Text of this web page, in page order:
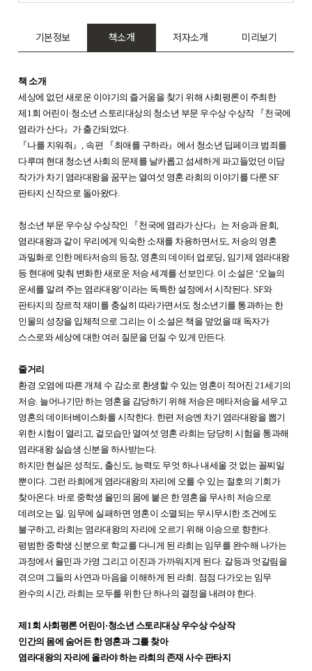
기본정보 책소개 저자소개 미리보기
책 소개
세상에 없던 새로운 이야기의 즐거움을 찾기 위해 사회평론이 주최한
제 1 회 어린이·청소년 스토리대상의 청소년 부문 우수상 수상작 『천국에
염라가 산다』 가 출간되었다.
『나를 지워줘 』 속편 『최애를 구하라』에서 청소년 딥페이크 범죄를
다루며 현대 청소년 사회의 문제를 날카롭고 섬세하게 파고들었던 이담
작가가 차기 염라대왕을 꿈꾸는 열여섯 영혼 라희의 이야기를 다룬SF
판타지 신작으로 돌아왔다.
청소년 부문 우수상 수상작인 『천국에 염라가 산다』 는 저승과 윤회
염라대왕과 같이 우리에게 익숙한 소재를 차용하면서도 저승의 영혼
과밀화로 인한 메타저승의 등장, 영혼의 데이터 업로딩 임기제 염라대왕
등 현대에 맞춰 변화한 새로운 저승 세계를 선보인다. 이 소설은 ‘ 오늘의
운세를 알려 주는 염라대왕’이라는 독특한 설정에서 시작된다. SF와
판타지의 장르적 재미를 충실히 따라가면서도 청소년기를 통과하는 한
인물의 성장을 입체적으로 그리는 이 소설은 책을 덮었을 때 독자가
스스로와 세상에 대한 여러 질문을 던질 수 있게 만든다.
줄거리
환경 오염에 따른 개체 수 감소로 환생할 수 있는 영혼이 적어진21세기의
저승 늘어나기만 하는 영혼을 감당하기 위해 저승은 메타저승을 세우고
영혼의 데이터베이스화를 시작한다. 한편 저승엔 차기 염라대왕을 뽑기
위한 시험이 열리고 겉모습만 열여섯 영혼 라희는 당당히 시험을 통과해
염라대왕 실습생 신분을 하사받는다.
하지만 현실은 성적도 출신도 능력도 무엇 하나 내세울 것 없는 꼴찌일
뿐이다. 그런 라희에게 염라대왕의 자리에 오를 수 있는 절호의 기회가
찾아온다. 바로 중학생 율민의 몸에 붙은 한 영혼을 무사히 저승으로
데려오는 일 임무에 실패하면 영혼이 소멸되는 무시무시한 조건에도
불구하고 라희는 염라대왕의 자리에 오르기 위해 이승으로 향한다.
평범한 중학생 신분으로 학교를 다니게 된 라희는 임무를 완수해 나가는
과정에서 율민과 가영 그리고 이진과 가까워지게 된다. 갈등과 엇갈림을
겪으며 그들의 사연과 마음을 이해하게 된 라희 점점 다가오는 임무
완수의 시간, 라희는 모두를 위한 단 하나의 결정을 내려야 한다.
제 1 회 사회평론 어린이 ·청소년 스토리대상 우수상 수상작
인간의 몸에 숨어든 한 영혼과 그를 찾아
염라대왕의 자리에 올라야 하는 라희의 존재 사수 판타지